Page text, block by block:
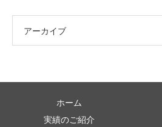
アーカイブ
ホーム
実績のご紹介